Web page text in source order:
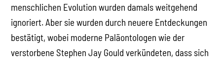
menschlichen Evolution wurden damals weitgehend
ignoriert. Aber sie wurden durch neuere Entdeckungen
bestätigt, wobei moderne Paläontologen wie der
verstorbene Stephen Jay Gould verkündeten, dass sich